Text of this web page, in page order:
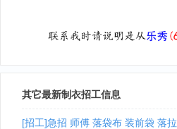
其它最新制衣招工信息
[招工]急招 师傅 落袋布 装前袋 落